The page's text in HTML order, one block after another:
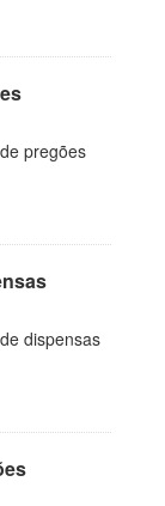
pregões
dispensas